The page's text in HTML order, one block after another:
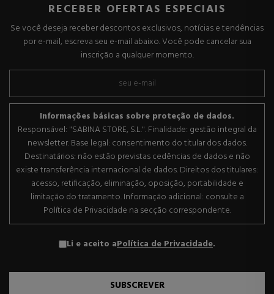
RECEBER OFERTAS ESPECIAIS
Se você deseja receber descontos exclusivos, notícias e tendências
por e-mail, escreva seu e-mail abaixo. Você pode cancelar sua
inscrição a qualquer momento.
Informações básicas sobre proteção de dados.
Responsável: "SABINA STORE, S.L.". Finalidade: gestão integral da
newsletter. Base legal: consentimento do titular dos dados.
Destinatários: não estão previstas cedências de dados e não
existe transferência internacional de dados. Direitos dos titulares:
acesso, retificação, eliminação, oposição, portabilidade e
limitação do tratamento. Informação adicional: consulte a
Política de Privacidade na secção correspondente.
Li e aceito aPolítica de Privacidade.
SUBSCREVER